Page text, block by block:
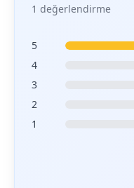
1 değerlendirme
5
4
3
2
1